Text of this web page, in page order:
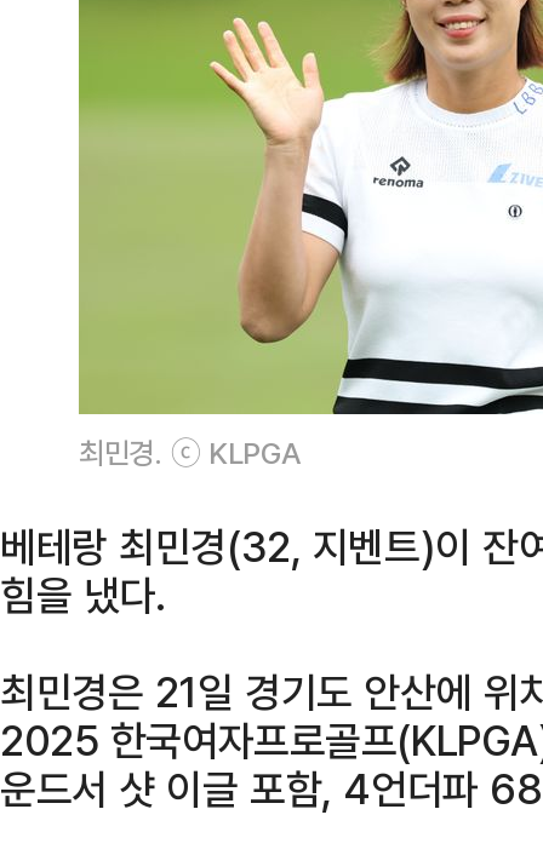
최민경. ⓒ KLPGA
베테랑 최민경(32, 지벤트)이 잔
힘을 냈다.
최민경은 21일 경기도 안산에 위
2025 한국여자프로골프
운드서 샷 이글 포함, 4언더파